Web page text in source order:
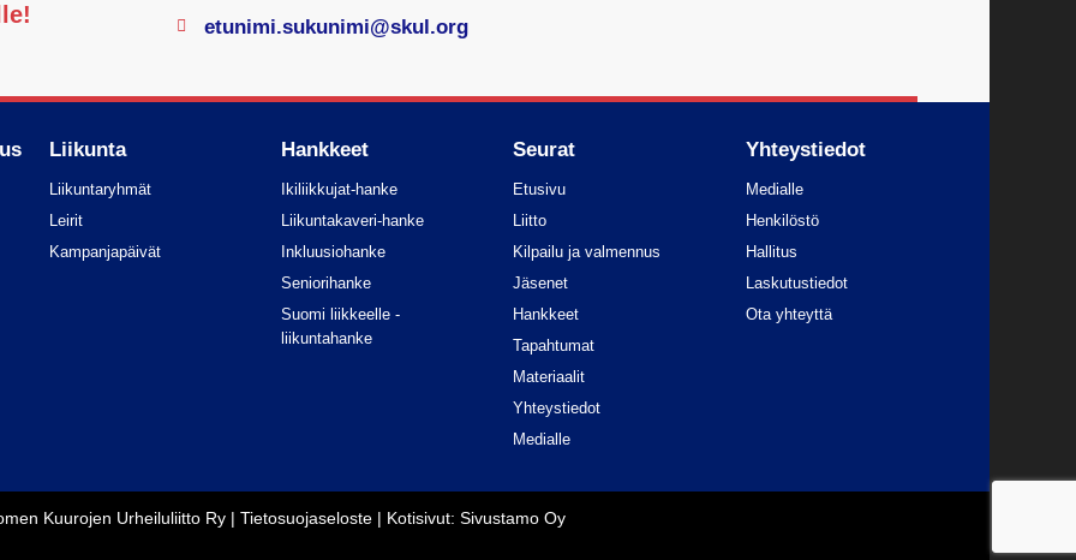
etunimi.sukunimi@skul.org
Liikunta
Liikuntaryhmät
Leirit
Kampanjapäivät
Hankkeet
Ikiliikkujat-hanke
Liikuntakaveri-hanke
Inkluusiohanke
Seniorihanke
Suomi liikkeelle -
liikuntahanke
Seurat
Etusivu
Liitto
Kilpailu ja valmennus
Jäsenet
Hankkeet
Tapahtumat
Materiaalit
Yhteystiedot
Medialle
Yhteystiedot
Medialle
Henkilöstö
Hallitus
Laskutustiedot
Ota yhteyttä
Kuurojen Urheiluliitto Ry | Tietosuojaseloste | Kotisivut: Sivustamo Oy